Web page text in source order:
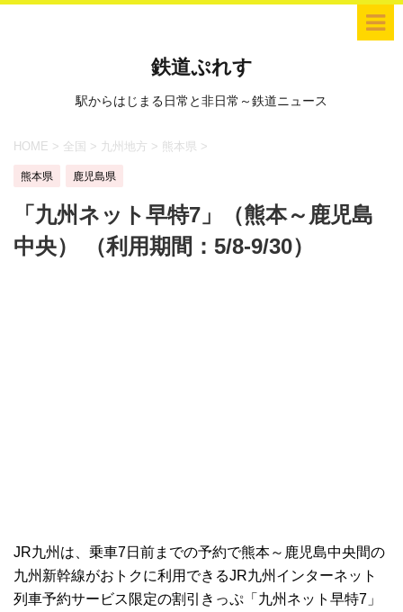
鉄道ぷれす
駅からはじまる日常と非日常～鉄道ニュース
HOME > 全国 > 九州地方 > 熊本県 >
熊本県 鹿児島県
「九州ネット早特7」（熊本～鹿児島
中央） （利用期間：5/8-9/30）
JR九州は、乗車7日前までの予約で熊本～鹿児島中央間の
九州新幹線がおトクに利用できるJR九州インターネット
列車予約サービス限定の割引きっぷ「九州ネット早特7」